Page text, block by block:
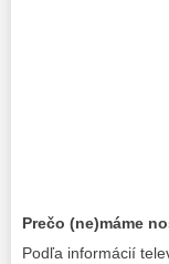
Prečo (ne)máme
Podľa informácií